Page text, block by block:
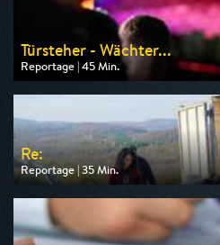
Türsteher - Wächter...
Reportage | 45 Min.
Ausgestrahlt von ZDF info
am 13.08.2026, 20:15
Re:
Reportage | 35 Min.
Ausgestrahlt von arte
am 11.08.2026, 19:40